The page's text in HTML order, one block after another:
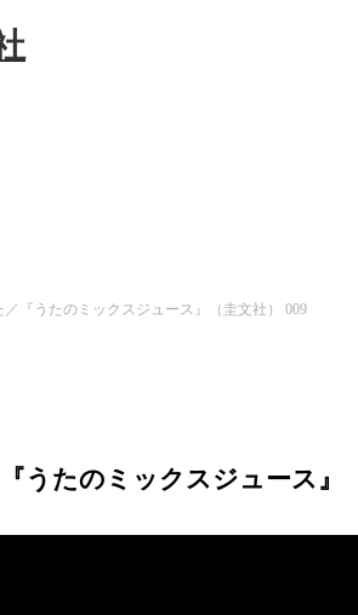
『うたのミックスジュース』（圭文社） 009
うたのミックスジュース』